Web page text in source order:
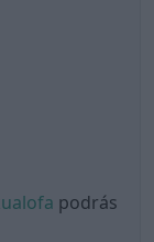
podrás